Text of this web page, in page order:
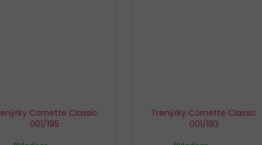
Cornette Classic
001/195
Trenýrky Cornette Classic
001/193